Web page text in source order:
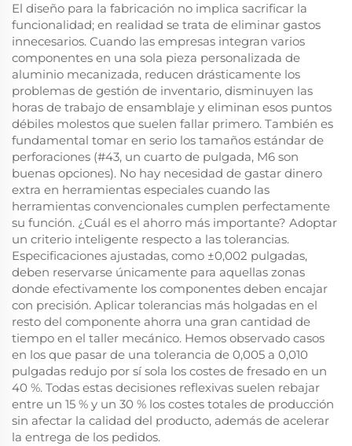
El diseño para la fabricación no implica sacrificar la
funcionalidad; en realidad se trata de eliminar gastos
innecesarios. Cuando las empresas integran varios
componentes en una sola pieza personalizada de
aluminio mecanizada, reducen drásticamente los
problemas de gestión de inventario, disminuyen las
horas de trabajo de ensamblaje y eliminan esos puntos
débiles molestos que suelen fallar primero. También es
fundamental tomar en serio los tamaños estándar de
perforaciones (#43, un cuarto de pulgada, M6 son
buenas opciones). No hay necesidad de gastar dinero
extra en herramientas especiales cuando las
herramientas convencionales cumplen perfectamente
su función. ¿Cuál es el ahorro más importante? Adoptar
un criterio inteligente respecto a las tolerancias.
Especificaciones ajustadas, como ±0,002 pulgadas,
deben reservarse únicamente para aquellas zonas
donde efectivamente los componentes deben encajar
con precisión. Aplicar tolerancias más holgadas en el
resto del componente ahorra una gran cantidad de
tiempo en el taller mecánico. Hemos observado casos
en los que pasar de una tolerancia de 0,005 a 0,010
pulgadas redujo por sí sola los costes de fresado en un
40 %. Todas estas decisiones reflexivas suelen rebajar
entre un 15 % y un 30 % los costes totales de producción
sin afectar la calidad del producto, además de acelerar
la entrega de los pedidos.